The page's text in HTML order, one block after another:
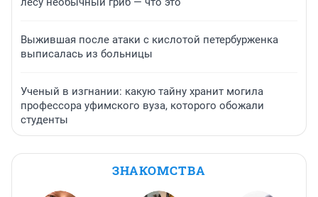
Выжившая после атаки с кислотой петербурженка
выписалась из больницы
Ученый в изгнании: какую тайну хранит могила
профессора уфимского вуза, которого обожали
студенты
ЗНАКОМСТВА